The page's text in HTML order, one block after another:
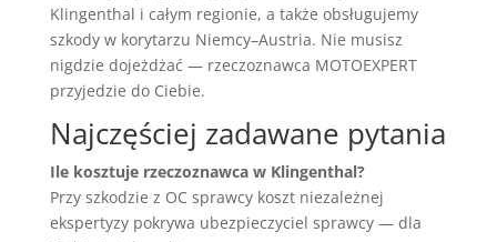
Klingenthal i całym regionie, a także obsługujemy
szkody w korytarzu Niemcy–Austria. Nie musisz
nigdzie dojeżdżać — rzeczoznawca MOTOEXPERT
przyjedzie do Ciebie.
Najczęściej zadawane pytania
Ile kosztuje rzeczoznawca w Klingenthal?
Przy szkodzie z OC sprawcy koszt niezależnej
ekspertyzy pokrywa ubezpieczyciel sprawcy — dla